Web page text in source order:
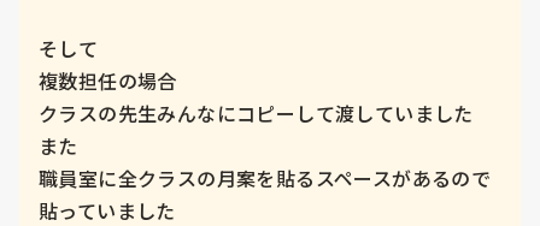
そして
複数担任の場合
クラスの先生みんなにコピーして渡していました
また
職員室に全クラスの月案を貼るスペースがあるので
貼っていました